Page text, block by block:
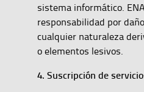
sistema informático.
responsabilidad por
cualquier naturaleza
o elementos lesivos.
4. Suscripción de